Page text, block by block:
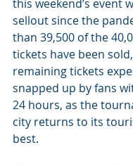
this weekend’s event
sellout since the
than 39,500 of the
tickets have been
remaining tickets
snapped up by fans
24 hours, as the
city returns to its
best.